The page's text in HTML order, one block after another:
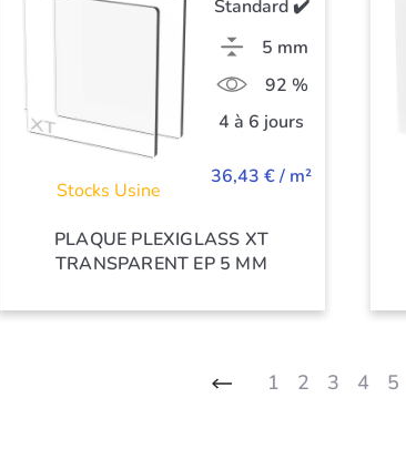
Stocks Usine
Standard ✔️
5 mm
92 %
4 à 6 jours
36,43 € / m²
PLAQUE PLEXIGLASS XT
TRANSPARENT EP 5 MM
1 2 3 4 5